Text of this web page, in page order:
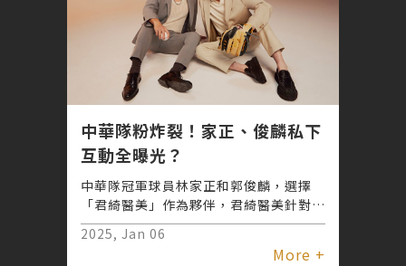
中華隊粉炸裂！家正、俊麟私下
互動全曝光？
中華隊冠軍球員林家正和郭俊麟，選擇
「君綺醫美」作為夥伴，君綺醫美針對兩
位球員的調理需求，分別替林家正和郭俊
麟客製了全面性的療程規劃。
2025, Jan 06
More +